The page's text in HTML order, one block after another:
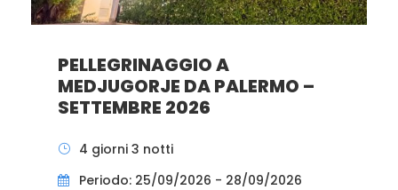
PELLEGRINAGGIO A
MEDJUGORJE DA PALERMO –
SETTEMBRE 2026
4 giorni 3 notti
Periodo: 25/09/2026 - 28/09/2026